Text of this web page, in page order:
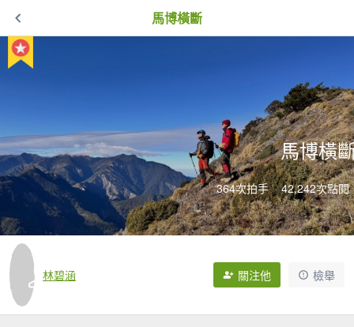
馬博橫斷
馬博橫
364次拍手 42,242次點閱
林碧涵 關注他 檢舉